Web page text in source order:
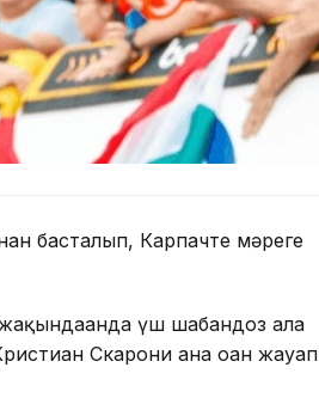
басталып, Карпачте мәреге
үш шабандоз алға
Скарони ғана оған жауап